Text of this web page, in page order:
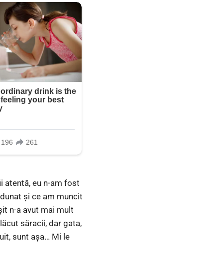
atentă, eu n-am fost
și ce am muncit
n-a avut mai mult
săracii, dar gata,
sunt așa… Mi le